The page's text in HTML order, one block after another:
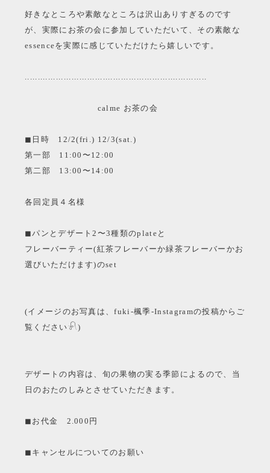
好きなところや素敵なところは沢山ありすぎるのです
が、実際にお茶の会に参加していただいて、その素敵な
essenceを実際に感じていただけたら嬉しいです。
......................................................................
calme お茶の会
◼︎日時 12/2(fri.) 12/3(sat.)
第一部 11:00〜12:00
第二部 13:00〜14:00
各回定員４名様
◼︎パンとデザート2〜3種類のplateと
フレーバーティー(紅茶フレーバーか緑茶フレーバーかお
選びいただけます)のset
(イメージのお写真は、fuki-楓季-Instagramの投稿からご
覧ください𓍯)
デザートの内容は、旬の果物の実る季節によるので、当
日のおたのしみとさせていただきます。
◼︎お代金 2.000円
◼︎キャンセルについてのお願い